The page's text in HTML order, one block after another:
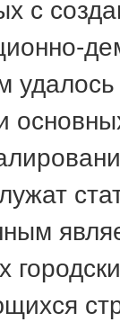
с